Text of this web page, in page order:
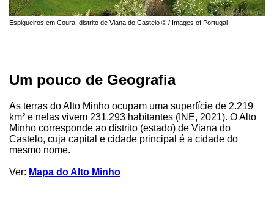
Espigueiros em Coura, distrito de Viana do Castelo © / Images of Portugal
Um pouco de Geografia
As terras do Alto Minho ocupam uma superfície de 2.219
km² e nelas vivem 231.293 habitantes (INE, 2021). O Alto
Minho corresponde ao distrito (estado) de Viana do
Castelo, cuja capital e cidade principal é a cidade do
mesmo nome.
Ver: Mapa do Alto Minho